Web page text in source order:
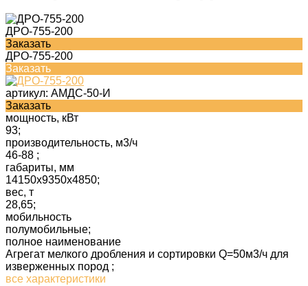
ДРО-755-200
Заказать
ДРО-755-200
Заказать
артикул: АМДС-50-И
Заказать
мощность, кВт
93;
производительность, м3/ч
46-88 ;
габариты, мм
14150x9350x4850;
вес, т
28,65;
мобильность
полумобильные;
полное наименование
Агрегат мелкого дробления и сортировки Q=50м3/ч для
изверженных пород ;
все характеристики